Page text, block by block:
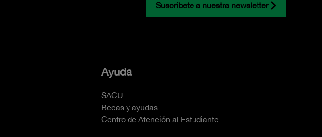
Suscríbete a nuestra newsletter
Ayuda
SACU
Becas y ayudas
Centro de Atención al Estudiante